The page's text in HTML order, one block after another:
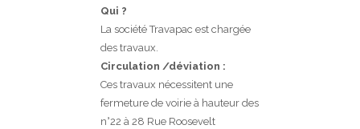
Qui ?
La société Travapac est chargée
des travaux.
Circulation /déviation :
Ces travaux nécessitent une
fermeture de voirie à hauteur des
n°22 à 28 Rue Roosevelt